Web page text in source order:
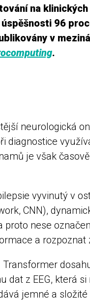
na
96
v
.
neurologická
diagnostice
je však
vyvinutý v
CNN),
proto nese
a
dat z EEG, která
jemné a